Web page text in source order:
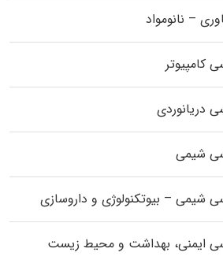
– نانومواد
کامپیوتر
دریانوردی
شیمی
شیمی – بیوتکنولوژی و داروسازی
ایمنی، بهداشت و محیط زیست